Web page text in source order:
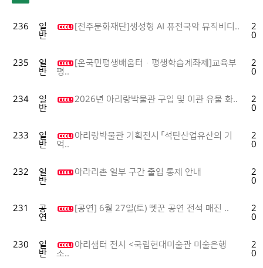
236
일
반
[전주문화재단]생성형 AI 퓨전국악 뮤직비디..
235
일
반
[온국민평생배움터·평생학습계좌제]교육부
평..
234
일
반
2026년 아리랑박물관 구입 및 이관 유물 화..
233
일
반
아리랑박물관 기획전시 「석탄산업유산의 기
억..
232
일
반
아라리촌 일부 구간 출입 통제 안내
231
공
연
[공연] 6월 27일(토) 뗏꾼 공연 전석 매진 ..
230
일
반
아리샘터 전시 <국립현대미술관 미술은행
소..